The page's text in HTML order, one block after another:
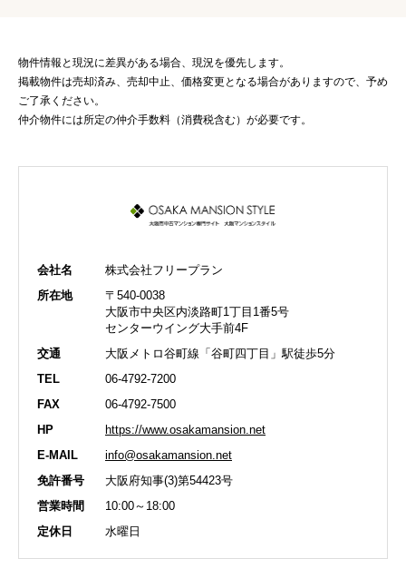
物件情報と現況に差異がある場合、現況を優先します。
掲載物件は売却済み、売却中止、価格変更となる場合がありますので、予め
ご了承ください。
仲介物件には所定の仲介手数料（消費税含む）が必要です。
会社名
株式会社フリープラン
所在地
〒540-0038
大阪市中央区内淡路町1丁目1番5号
センターウイング大手前4F
交通
大阪メトロ谷町線「谷町四丁目」駅徒歩5分
TEL
06-4792-7200
FAX
06-4792-7500
HP
https://www.osakamansion.net
E-MAIL
info@osakamansion.net
免許番号
大阪府知事(3)第54423号
営業時間
10:00～18:00
定休日
水曜日